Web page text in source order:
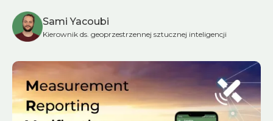
Sami Yacoubi
Kierownik ds. geoprzestrzennej sztucznej inteligencji